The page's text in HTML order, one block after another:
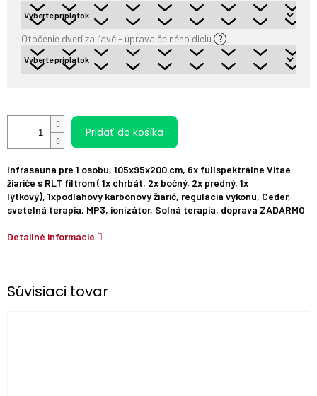
Otočenie dverí za ľavé - úprava čelného dielu ?
Pridať do košíka
Infrasauna pre 1 osobu, 105x95x200 cm, 6x fullspektrálne Vitae
žiariče s RLT filtrom ( 1x chrbát, 2x bočný, 2x predný, 1x
lýtkový), 1xpodlahový karbónový žiarič, regulácia výkonu, Ceder,
svetelná terapia, MP3, ionizátor, Solná terapia, doprava ZADARMO
Detailné informácie
Súvisiaci tovar